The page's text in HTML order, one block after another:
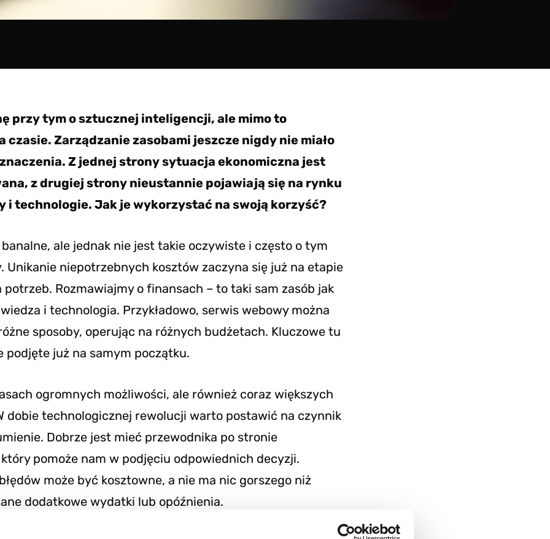
przy tym o sztucznej inteligencji, ale mimo to
czasie. Zarządzanie zasobami jeszcze nigdy nie miało
Z jednej strony sytuacja ekonomiczna jest
z drugiej strony nieustannie pojawiają się na rynku
i technologie. Jak je wykorzystać na swoją korzyść?
ale jednak nie jest takie oczywiste i często o tym
Unikanie niepotrzebnych kosztów zaczyna się już na etapie
Rozmawiajmy o finansach – to taki sam zasób jak
i technologia. Przykładowo, serwis webowy można
sposoby, operując na różnych budżetach. Kluczowe tu
podjęte już na samym początku.
ogromnych możliwości, ale również coraz większych
dobie technologicznej rewolucji warto postawić na czynnik
Dobrze jest mieć przewodnika po stronie
pomoże nam w podjęciu odpowiednich decyzji.
może być kosztowne, a nie ma nic gorszego niż
dodatkowe wydatki lub opóźnienia.